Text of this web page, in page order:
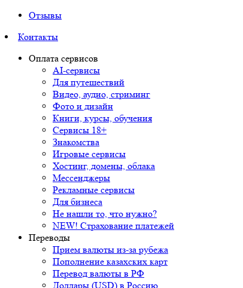
Отзывы
Контакты
Оплата сервисов
AI-сервисы
Для путешествий
Видео, аудио, стриминг
Фото и дизайн
Книги, курсы, обучения
Сервисы 18+
Знакомства
Игровые сервисы
Хостинг, домены, облака
Мессенджеры
Рекламные сервисы
Для бизнеса
Не нашли то, что нужно?
NEW! Страхование платежей
Переводы
Прием валюты из-за рубежа
Пополнение казахских карт
Перевод валюты в РФ
Доллары (USD) в Россию